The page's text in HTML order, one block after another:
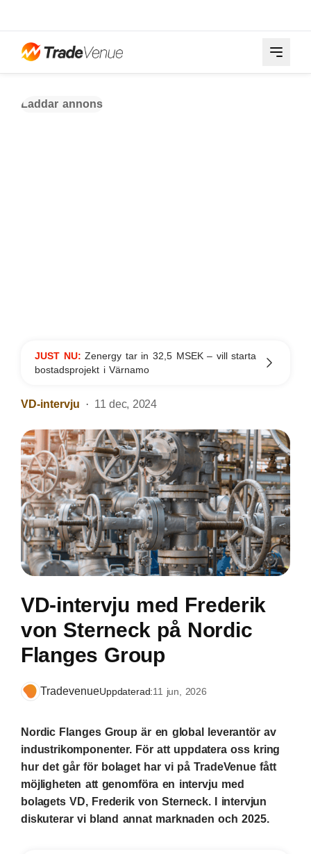
Laddar annons
JUST NU:Zenergy tar in 32,5 MSEK – vill starta
bostadsprojekt i Värnamo
VD-intervju 11 dec, 2024
VD-intervju med Frederik
von Sterneck på Nordic
Flanges Group
TradevenueUppdaterad:11 jun, 2026
Nordic Flanges Group är en global leverantör av
industrikomponenter. För att uppdatera oss kring
hur det går för bolaget har vi på TradeVenue fått
möjligheten att genomföra en intervju med
bolagets VD, Frederik von Sterneck. I intervjun
diskuterar vi bland annat marknaden och 2025.